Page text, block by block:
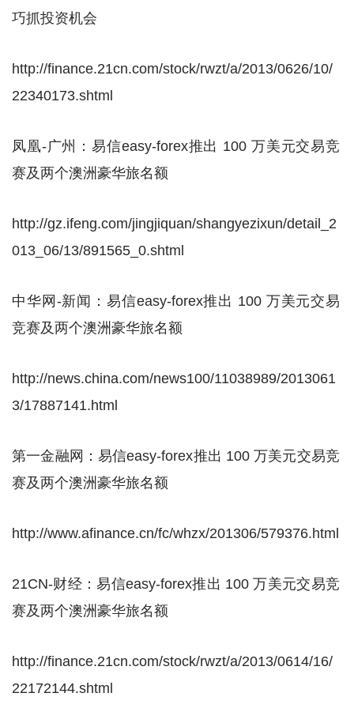
巧抓投资机会
http://finance.21cn.com/stock/rwzt/a/2013/0626/10/
22340173.shtml
凤凰-广州：易信easy-forex推出 100 万美元交易竞
赛及两个澳洲豪华旅名额
http://gz.ifeng.com/jingjiquan/shangyezixun/detail_2
013_06/13/891565_0.shtml
中华网-新闻：易信easy-forex推出 100 万美元交易
竞赛及两个澳洲豪华旅名额
http://news.china.com/news100/11038989/2013061
3/17887141.html
第一金融网：易信easy-forex推出 100 万美元交易竞
赛及两个澳洲豪华旅名额
http://www.afinance.cn/fc/whzx/201306/579376.html
21CN-财经：易信easy-forex推出 100 万美元交易竞
赛及两个澳洲豪华旅名额
http://finance.21cn.com/stock/rwzt/a/2013/0614/16/
22172144.shtml